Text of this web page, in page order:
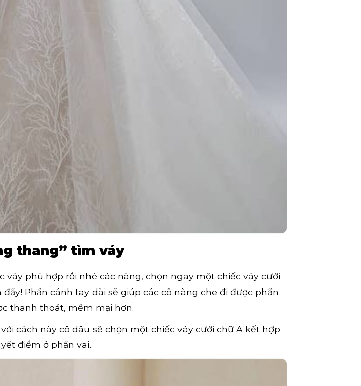
thang” tìm váy
phù hợp rồi nhé các nàng, chọn ngay một chiếc váy cưới
đấy! Phần cánh tay dài sẽ giúp các cô nàng che đi được phần
thanh thoát, mềm mại hơn.
cách này cô dâu sẽ chọn một chiếc váy cưới chữ A kết hợp
điểm ở phần vai.